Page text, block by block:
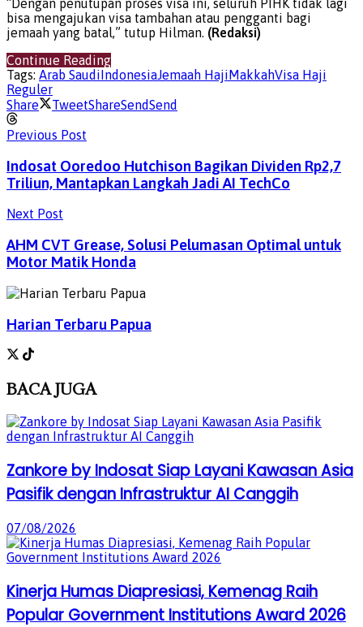
“Dengan penutupan proses visa ini, seluruh PIHK tidak lagi
bisa mengajukan visa tambahan atau pengganti bagi
jemaah yang batal,” tutup Hilman. (Redaksi)
Continue Reading
Tags: Arab SaudiIndonesiaJemaah HajiMakkahVisa Haji
Reguler
Share
TweetShareSendSend
Previous Post
Indosat Ooredoo Hutchison Bagikan Dividen Rp2,7
Triliun, Mantapkan Langkah Jadi AI TechCo
Next Post
AHM CVT Grease, Solusi Pelumasan Optimal untuk
Motor Matik Honda
Harian Terbaru Papua
BACAJUGA
Zankore by Indosat Siap Layani Kawasan Asia
Pasifik dengan Infrastruktur AI Canggih
07/08/2026
Kinerja Humas Diapresiasi, Kemenag Raih
Popular Government Institutions Award 2026